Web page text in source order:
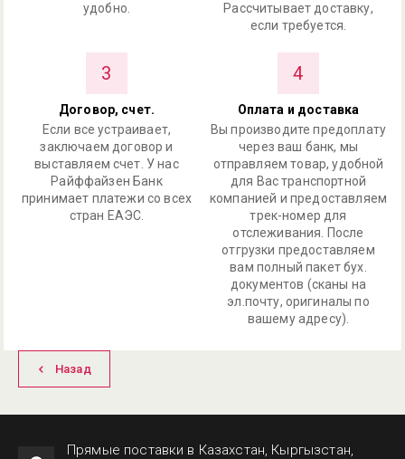
удобно.
Рассчитывает доставку,
если требуется.
3
Договор, счет.
Если все устраивает,
заключаем договор и
выставляем счет. У нас
Райффайзен Банк
принимает платежи со всех
стран ЕАЭС.
4
Оплата и доставка
Вы производите предоплату
через ваш банк, мы
отправляем товар, удобной
для Вас транспортной
компанией и предоставляем
трек-номер для
отслеживания. После
отгрузки предоставляем
вам полный пакет бух.
документов (сканы на
эл.почту, оригиналы по
вашему адресу).
Назад
Прямые поставки в Казахстан, Кыргызстан,